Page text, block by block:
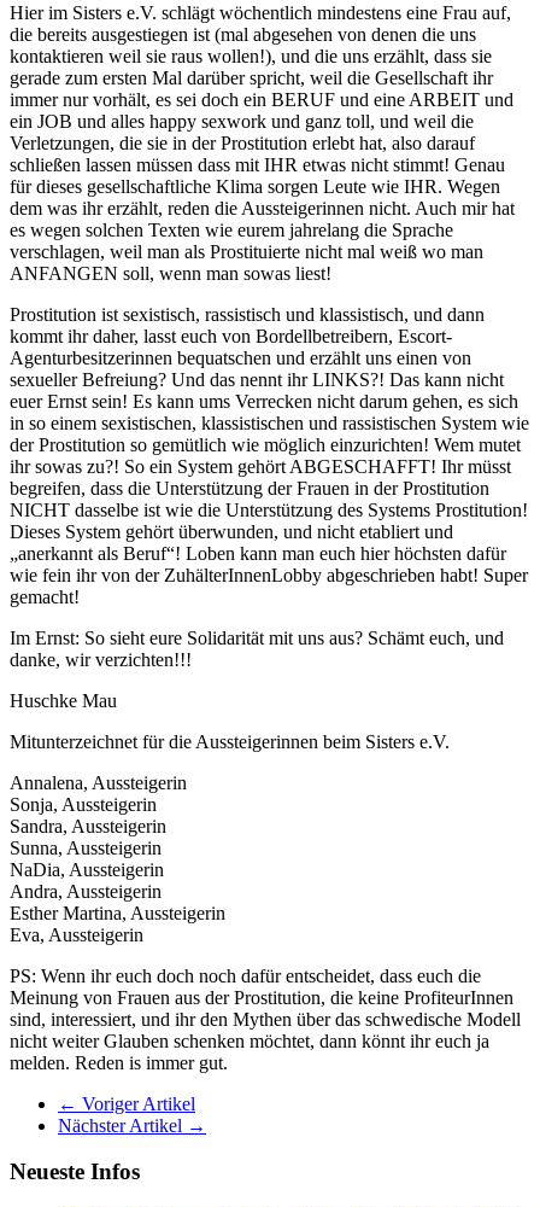
Hier im Sisters e.V. schlägt wöchentlich mindestens eine Frau auf,
die bereits ausgestiegen ist (mal abgesehen von denen die uns
kontaktieren weil sie raus wollen!), und die uns erzählt, dass sie
gerade zum ersten Mal darüber spricht, weil die Gesellschaft ihr
immer nur vorhält, es sei doch ein BERUF und eine ARBEIT und
ein JOB und alles happy sexwork und ganz toll, und weil die
Verletzungen, die sie in der Prostitution erlebt hat, also darauf
schließen lassen müssen dass mit IHR etwas nicht stimmt! Genau
für dieses gesellschaftliche Klima sorgen Leute wie IHR. Wegen
dem was ihr erzählt, reden die Aussteigerinnen nicht. Auch mir hat
es wegen solchen Texten wie eurem jahrelang die Sprache
verschlagen, weil man als Prostituierte nicht mal weiß wo man
ANFANGEN soll, wenn man sowas liest!
Prostitution ist sexistisch, rassistisch und klassistisch, und dann
kommt ihr daher, lasst euch von Bordellbetreibern, Escort-
Agenturbesitzerinnen bequatschen und erzählt uns einen von
sexueller Befreiung? Und das nennt ihr LINKS?! Das kann nicht
euer Ernst sein! Es kann ums Verrecken nicht darum gehen, es sich
in so einem sexistischen, klassistischen und rassistischen System wie
der Prostitution so gemütlich wie möglich einzurichten! Wem mutet
ihr sowas zu?! So ein System gehört ABGESCHAFFT! Ihr müsst
begreifen, dass die Unterstützung der Frauen in der Prostitution
NICHT dasselbe ist wie die Unterstützung des Systems Prostitution!
Dieses System gehört überwunden, und nicht etabliert und
„anerkannt als Beruf“! Loben kann man euch hier höchsten dafür
wie fein ihr von der ZuhälterInnenLobby abgeschrieben habt! Super
gemacht!
Im Ernst: So sieht eure Solidarität mit uns aus? Schämt euch, und
danke, wir verzichten!!!
Huschke Mau
Mitunterzeichnet für die Aussteigerinnen beim Sisters e.V.
Annalena, Aussteigerin
Sonja, Aussteigerin
Sandra, Aussteigerin
Sunna, Aussteigerin
NaDia, Aussteigerin
Andra, Aussteigerin
Esther Martina, Aussteigerin
Eva, Aussteigerin
PS: Wenn ihr euch doch noch dafür entscheidet, dass euch die
Meinung von Frauen aus der Prostitution, die keine ProfiteurInnen
sind, interessiert, und ihr den Mythen über das schwedische Modell
nicht weiter Glauben schenken möchtet, dann könnt ihr euch ja
melden. Reden is immer gut.
← Voriger Artikel
Nächster Artikel →
Neueste Infos